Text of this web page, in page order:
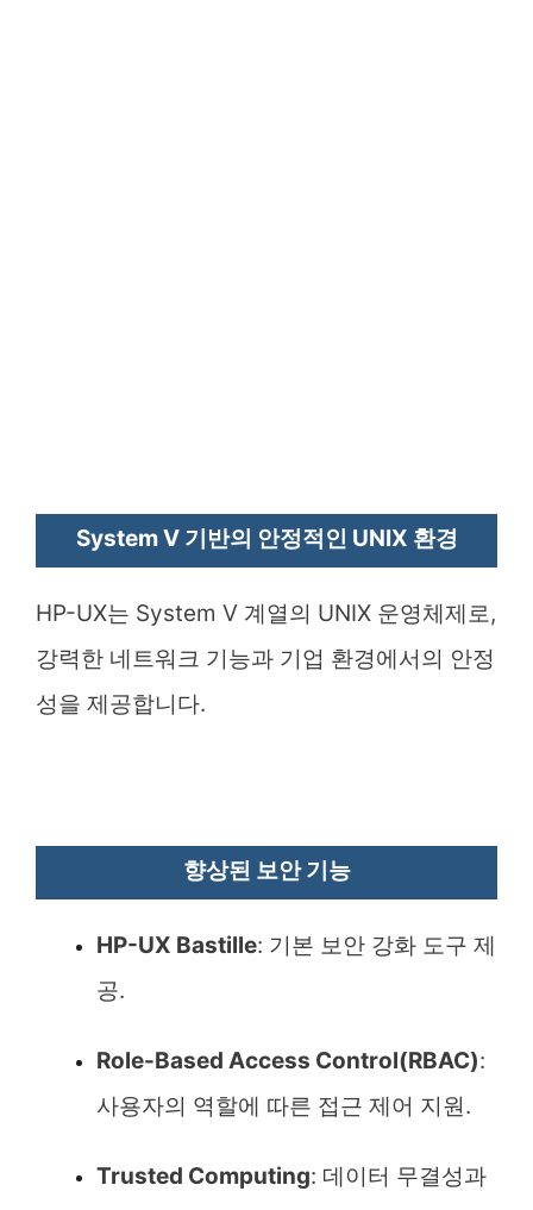
System V 기반의 안정적인 UNIX 환경
HP-UX는 System V 계열의 UNIX 운영체제로,
강력한 네트워크 기능과 기업 환경에서의 안정
성을 제공합니다.
향상된 보안 기능
HP-UX Bastille: 기본 보안 강화 도구 제
공.
Role-Based Access Control(RBAC):
사용자의 역할에 따른 접근 제어 지원.
Trusted Computing: 데이터 무결성과